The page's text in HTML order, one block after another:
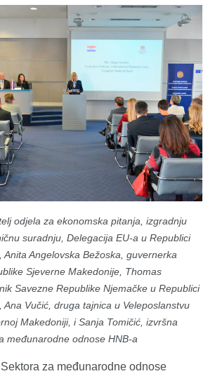
odjela za ekonomska pitanja, izgradnju
suradnju, Delegacija EU-a u Republici
Anita Angelovska Bežoska, guvernerka
Sjeverne Makedonije, Thomas
Savezne Republike Njemačke u Republici
Ana Vučić, druga tajnica u Veleposlanstvu
Makedoniji, i Sanja Tomičić, izvršna
međunarodne odnose HNB-a
za međunarodne odnose